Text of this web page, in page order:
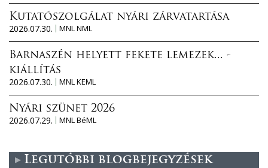
Kutatószolgálat nyári zárvatartása
2026.07.30.
MNL NML
Barnaszén helyett fekete lemezek... -
kiállítás
2026.07.30.
MNL KEML
Nyári szünet 2026
2026.07.29.
MNL BéML
Legutóbbi blogbejegyzések